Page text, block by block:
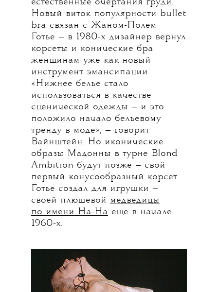
естественные очертания груди.
Новый виток популярности bullet
bra связан с Жаном-Полем
Готье — в 1980-х дизайнер вернул
корсеты и конические бра
женщинам уже как новый
инструмент эмансипации.
«Нижнее белье стало
использоваться в качестве
сценической одежды — и это
положило начало бельевому
тренду в моде», — говорит
Вайнштейн. Но иконические
образы Мадонны в турне Blond
Ambition будут позже — свой
первый конусообразный корсет
Готье создал для игрушки —
своей плюшевой медведицы
по имени На-На еще в начале
1960-х.